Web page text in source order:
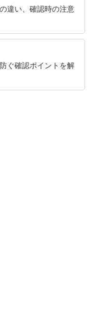
違い、確認時の注意
ぐ確認ポイントを解